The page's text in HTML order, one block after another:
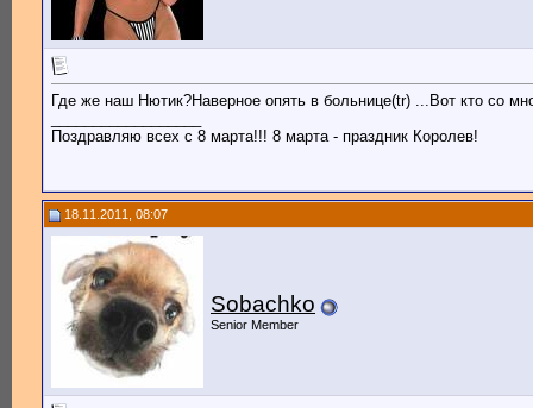
Где же наш Нютик?Наверное опять в больнице(tr) ...Вот кто со
Поздравляю всех с 8 марта!!! 8 марта - праздник Королев!
18.11.2011, 08:07
Sobachko
Senior Member